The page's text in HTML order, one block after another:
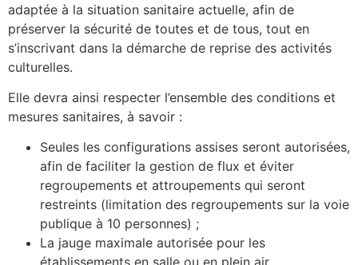
adaptée à la situation sanitaire actuelle, afin de
préserver la sécurité de toutes et de tous, tout en
s’inscrivant dans la démarche de reprise des activités
culturelles.
Elle devra ainsi respecter l’ensemble des conditions et
mesures sanitaires, à savoir :
Seules les configurations assises seront autorisées,
afin de faciliter la gestion de flux et éviter
regroupements et attroupements qui seront
restreints (limitation des regroupements sur la voie
publique à 10 personnes) ;
La jauge maximale autorisée pour les